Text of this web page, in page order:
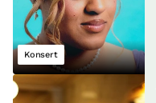
Konsert